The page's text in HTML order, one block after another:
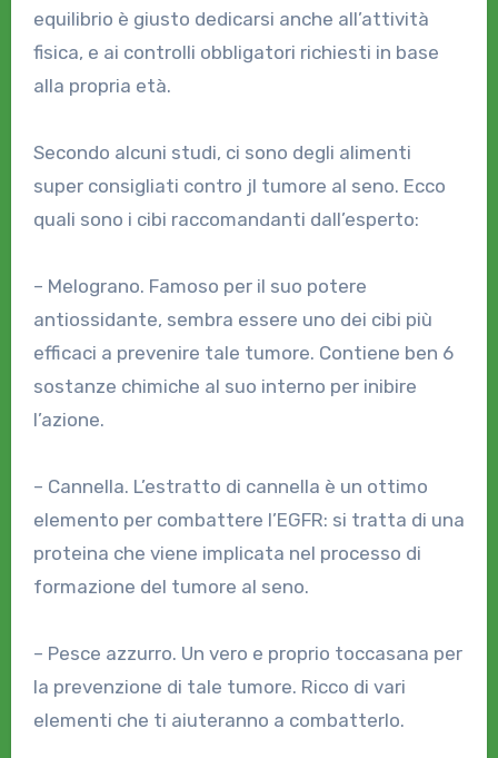
equilibrio è giusto dedicarsi anche all’attività
fisica, e ai controlli obbligatori richiesti in base
alla propria età.
Secondo alcuni studi, ci sono degli alimenti
super consigliati contro jl tumore al seno. Ecco
quali sono i cibi raccomandanti dall’esperto:
– Melograno. Famoso per il suo potere
antiossidante, sembra essere uno dei cibi più
efficaci a prevenire tale tumore. Contiene ben 6
sostanze chimiche al suo interno per inibire
l’azione.
– Cannella. L’estratto di cannella è un ottimo
elemento per combattere l’EGFR: si tratta di una
proteina che viene implicata nel processo di
formazione del tumore al seno.
– Pesce azzurro. Un vero e proprio toccasana per
la prevenzione di tale tumore. Ricco di vari
elementi che ti aiuteranno a combatterlo.